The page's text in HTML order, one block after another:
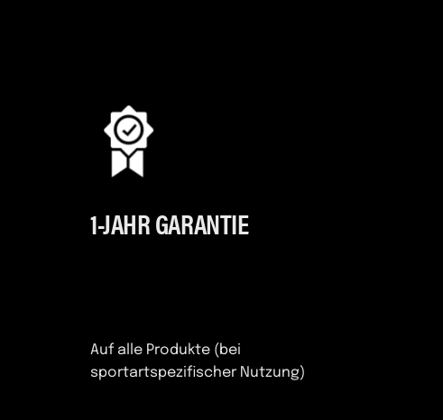
1-JAHR GARANTIE
Auf alle Produkte (bei
sportartspezifischer Nutzung)